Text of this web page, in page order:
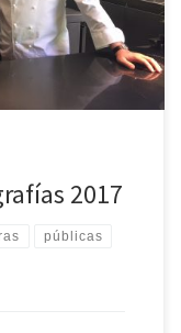
premio que […]
2017
públicas